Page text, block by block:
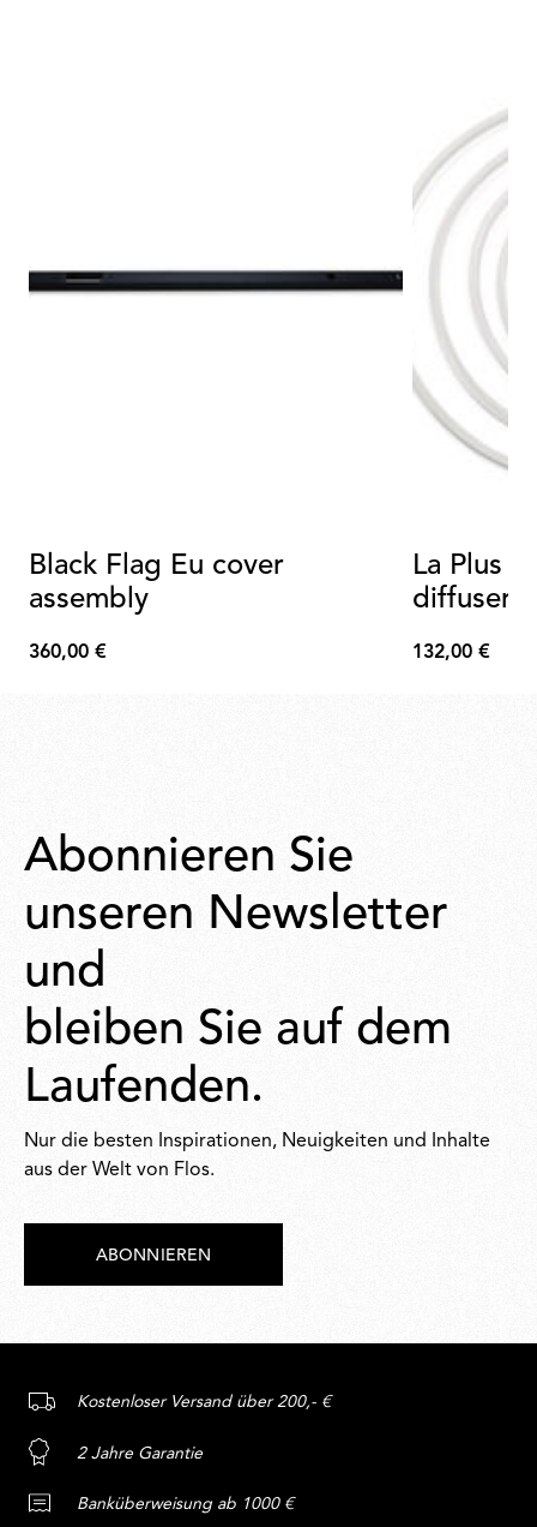
Black Flag Eu cover
assembly
360,00
360,00 €
La Plus
diffuser
132,00
132,00 €
Abonnieren Sie
unseren Newsletter
und
bleiben Sie auf dem
Laufenden.
Nur die besten Inspirationen, Neuigkeiten und Inhalte
aus der Welt von Flos.
ABONNIEREN
Kostenloser Versand über 200,- €
2 Jahre Garantie
Banküberweisung ab 1000 €